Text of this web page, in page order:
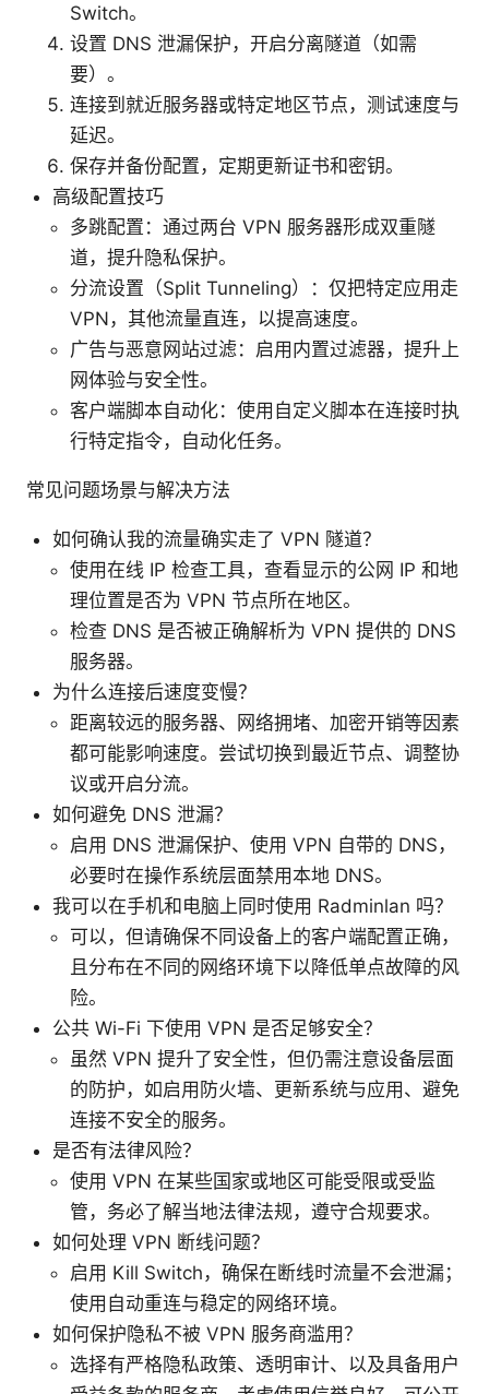
Switch。
设置 DNS 泄漏保护，开启分离隧道（如需
要）。
连接到就近服务器或特定地区节点，测试速度与
延迟。
保存并备份配置，定期更新证书和密钥。
高级配置技巧
多跳配置：通过两台 VPN 服务器形成双重隧
道，提升隐私保护。
分流设置（Split Tunneling）：仅把特定应用走
VPN，其他流量直连，以提高速度。
广告与恶意网站过滤：启用内置过滤器，提升上
网体验与安全性。
客户端脚本自动化：使用自定义脚本在连接时执
行特定指令，自动化任务。
常见问题场景与解决方法
如何确认我的流量确实走了 VPN 隧道？
使用在线 IP 检查工具，查看显示的公网 IP 和地
理位置是否为 VPN 节点所在地区。
检查 DNS 是否被正确解析为 VPN 提供的 DNS
服务器。
为什么连接后速度变慢？
距离较远的服务器、网络拥堵、加密开销等因素
都可能影响速度。尝试切换到最近节点、调整协
议或开启分流。
如何避免 DNS 泄漏？
启用 DNS 泄漏保护、使用 VPN 自带的 DNS，
必要时在操作系统层面禁用本地 DNS。
我可以在手机和电脑上同时使用 Radminlan 吗？
可以，但请确保不同设备上的客户端配置正确，
且分布在不同的网络环境下以降低单点故障的风
险。
公共 Wi-Fi 下使用 VPN 是否足够安全？
虽然 VPN 提升了安全性，但仍需注意设备层面
的防护，如启用防火墙、更新系统与应用、避免
连接不安全的服务。
是否有法律风险？
使用 VPN 在某些国家或地区可能受限或受监
管，务必了解当地法律法规，遵守合规要求。
如何处理 VPN 断线问题？
启用 Kill Switch，确保在断线时流量不会泄漏；
使用自动重连与稳定的网络环境。
如何保护隐私不被 VPN 服务商滥用？
选择有严格隐私政策、透明审计、以及具备用户